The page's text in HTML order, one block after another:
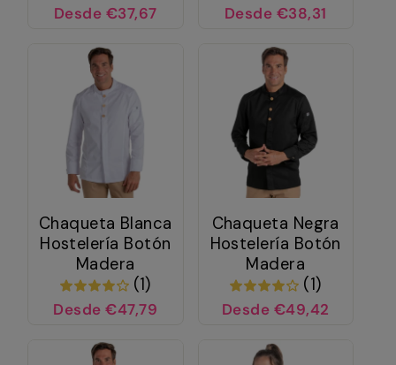
Desde €37,67 Desde €38,31
Chaqueta Blanca
Hostelería Botón
Madera
(1)
Desde €47,79
Chaqueta Negra
Hostelería Botón
Madera
(1)
Desde €49,42